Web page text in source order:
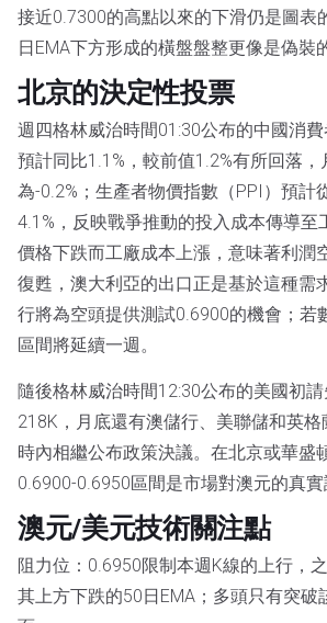
接近0.7300的高點以來的下滑仍是圖表
日EMA下方形成的橫盤盤整更像是偽裝
北京的決定性投票
週四格林威治時間01:30公布的中國消費
預計同比1.1%，較前值1.2%有所回落，
為-0.2%；生產者物價指數（PPI）預計
4.1%，反映戰爭推動的投入成本傳導至
價格下跌而工廠成本上漲，意味著利潤
復甦，澳大利亞的出口正是基於這種需
行將為空頭提供測試0.6900的機會；若
區間將延續一週。
隨後格林威治時間12:30公布的美國初
218K，月底還有澳儲行、美聯儲和英
時內相繼公布政策決議。在北京或華盛
0.6900-0.6950區間是市場對澳元的真實
澳元/美元技術關注點
阻力位：0.6950限制本週K線的上行，
其上方下跌的50日EMA；多頭只有突破